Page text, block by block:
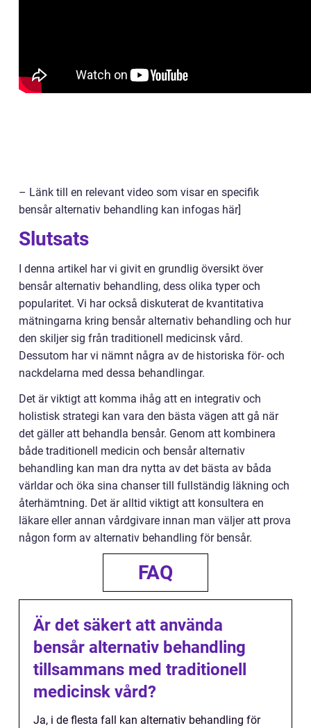
– Länk till en relevant video som visar en specifik
bensår alternativ behandling kan infogas här]
Slutsats
I denna artikel har vi givit en grundlig översikt över
bensår alternativ behandling, dess olika typer och
popularitet. Vi har också diskuterat de kvantitativa
mätningarna kring bensår alternativ behandling och hur
den skiljer sig från traditionell medicinsk vård.
Dessutom har vi nämnt några av de historiska för- och
nackdelarna med dessa behandlingar.
Det är viktigt att komma ihåg att en integrativ och
holistisk strategi kan vara den bästa vägen att gå när
det gäller att behandla bensår. Genom att kombinera
både traditionell medicin och bensår alternativ
behandling kan man dra nytta av det bästa av båda
världar och öka sina chanser till fullständig läkning och
återhämtning. Det är alltid viktigt att konsultera en
läkare eller annan vårdgivare innan man väljer att prova
någon form av alternativ behandling för bensår.
FAQ
Är det säkert att använda
bensår alternativ behandling
tillsammans med traditionell
medicinsk vård?
Ja, i de flesta fall kan alternativ behandling för